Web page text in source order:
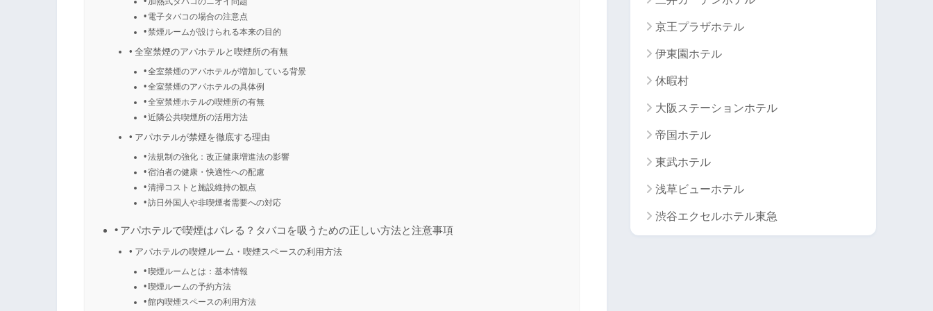
電子タバコの場合の注意点
禁煙ルームが設けられる本来の目的
全室禁煙のアパホテルと喫煙所の有無
全室禁煙のアパホテルが増加している背景
全室禁煙のアパホテルの具体例
全室禁煙ホテルの喫煙所の有無
近隣公共喫煙所の活用方法
アパホテルが禁煙を徹底する理由
法規制の強化：改正健康増進法の影響
宿泊者の健康・快適性への配慮
清掃コストと施設維持の観点
訪日外国人や非喫煙者需要への対応
アパホテルで喫煙はバレる？タバコを吸うための正しい方法と注意事項
アパホテルの喫煙ルーム・喫煙スペースの利用方法
喫煙ルームとは：基本情報
喫煙ルームの予約方法
館内喫煙スペースの利用方法
京王プラザホテル
伊東園ホテル
休暇村
大阪ステーションホテル
帝国ホテル
東武ホテル
浅草ビューホテル
渋谷エクセルホテル東急